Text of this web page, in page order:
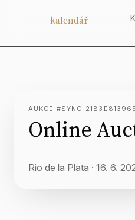
kalendář
AUKCE #SYNC-
Online
Rio de la Plata · 16. 6.